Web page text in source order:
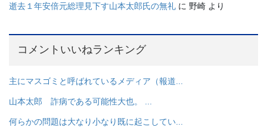
逝去１年安倍元総理見下す山本太郎氏の無礼 に 野崎 より
コメントいいねランキング
主にマスゴミと呼ばれているメディア（報道...
山本太郎 詐病である可能性大也。 ...
何らかの問題は大なり小なり既に起こしてい...